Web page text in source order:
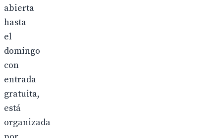
abierta
hasta
el
domingo
con
entrada
gratuita,
está
organizada